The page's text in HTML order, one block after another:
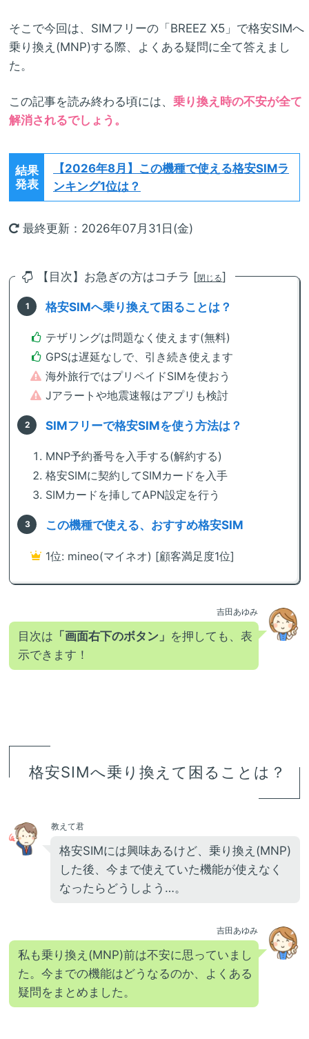
そこで今回は、SIMフリーの「BREEZ X5」で格安SIMへ
乗り換え(MNP)する際、よくある疑問に全て答えまし
た。
この記事を読み終わる頃には、 乗り換え時の不安が全て
解消されるでしょう。
結果
発表
【2026年8月】 この機種で使える格安SIMラ
ンキング1位は？
最終更新：2026年07月31日(金)
【目次】お急ぎの方はコチラ [閉じる]
格安SIMへ乗り換えて困ることは？
テザリングは問題なく使えます(無料)
GPSは遅延なしで、引き続き使えます
海外旅行ではプリペイドSIMを使おう
Jアラートや地震速報はアプリも検討
SIMフリーで格安SIMを使う方法は？
MNP予約番号を入手する(解約する)
格安SIMに契約してSIMカードを入手
SIMカードを挿してAPN設定を行う
この機種で使える、おすすめ格安SIM
1位: mineo(マイネオ) [顧客満足度1位]
吉田あゆみ
目次は 「画面右下のボタン」 を押しても、表
示できます！
格安SIMへ乗り換えて困ることは？
教えて君
格安SIMには興味あるけど、乗り換え(MNP)
した後、今まで使えていた機能が使えなく
なったらどうしよう…。
吉田あゆみ
私も乗り換え(MNP)前は不安に思っていまし
た。今までの機能はどうなるのか、よくある
疑問をまとめました。